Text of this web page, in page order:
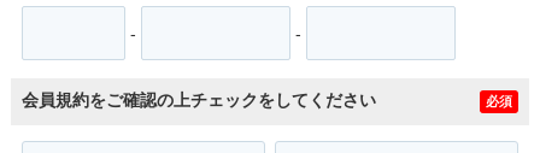
- -
会員規約をご確認の上チェックをしてください 必須